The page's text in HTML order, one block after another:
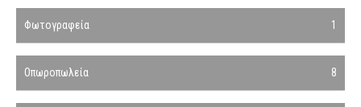
Φωτογραφεία 1
Οπωροπωλεία 8